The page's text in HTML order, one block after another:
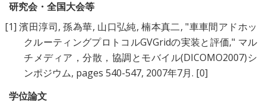
研究会・全国大会等
[1] 濱田淳司,孫為華, 山口弘純,楠本真二, "車車間アドホッ
クルーティングプロトコルGVGridの実装と評価," マル
チメディア，分散，協調とモバイル(DICOMO2007)シ
ンポジウム, pages 540-547, 2007年7月. [0]
学位論文